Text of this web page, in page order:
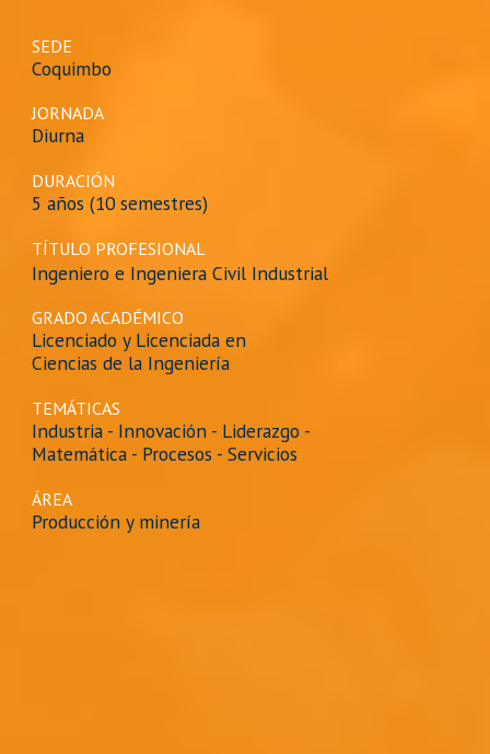
SEDE
Coquimbo
JORNADA
Diurna
DURACIÓN
5 años (10 semestres)
TÍTULO PROFESIONAL
Ingeniero e Ingeniera Civil Industrial
GRADO ACADÉMICO
Licenciado y Licenciada en
Ciencias de la Ingeniería
TEMÁTICAS
Industria - Innovación - Liderazgo -
Matemática - Procesos - Servicios
ÁREA
Producción y minería